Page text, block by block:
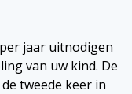
jaar uitnodigen
van uw kind. De
tweede keer in